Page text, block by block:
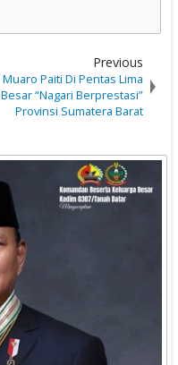
Previous
Muaro Paiti Di Pentas Lima
Besar “Nagari Berprestasi”
Provinsi Sumatera Barat